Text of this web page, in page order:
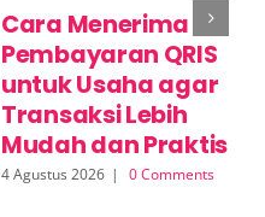
Cara Menerima
Pembayaran QRIS
untuk Usaha agar
Transaksi Lebih
Mudah dan Praktis
4 Agustus 2026 | 0 Comments